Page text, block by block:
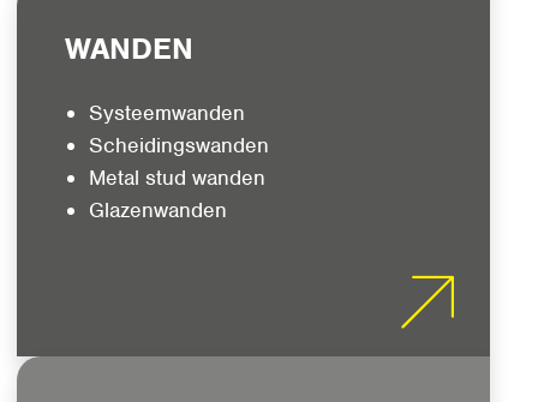
WANDEN
Systeemwanden
Scheidingswanden
Metal stud wanden
Glazenwanden